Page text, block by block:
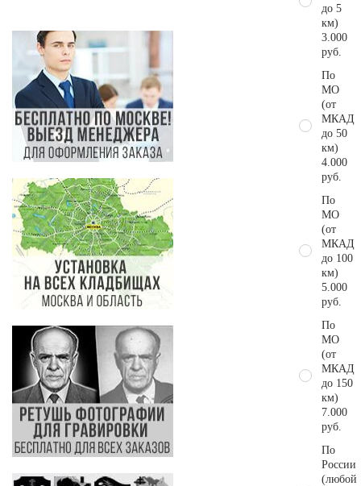
до 5
км)
3.000
руб.
По
МО
(от
МКАД
до 50
км)
4.000
руб.
По
МО
(от
МКАД
до 100
км)
5.000
руб.
По
МО
(от
МКАД
до 150
км)
7.000
руб.
По
России
(любой